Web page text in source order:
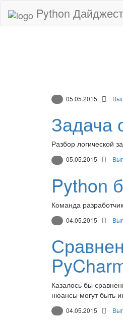
Python Дайджест
05.05.2015
Задача
Разбор логической
05.05.2015
Python
Команда
04.05.2015
Казалось бы
нюансы могут быть
04.05.2015